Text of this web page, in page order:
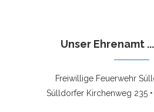
Unser Ehrenamt
Freiwillige Feuerwehr
Sülldorfer Kirchenweg 235